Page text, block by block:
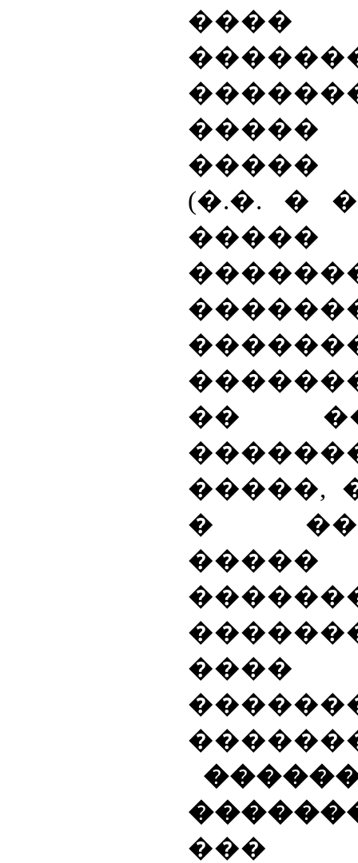
����
�����
(�.�. �
�����
��
�����,
�
����
���